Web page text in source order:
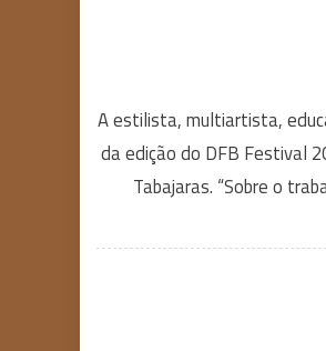
A estilista, multiartista,
da edição do DFB Festival
Tabajaras. “Sobre o